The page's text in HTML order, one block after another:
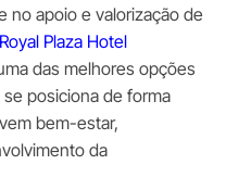
no apoio e valorização de
Royal Plaza Hotel
das melhores opções
posiciona de forma
bem-estar,
da